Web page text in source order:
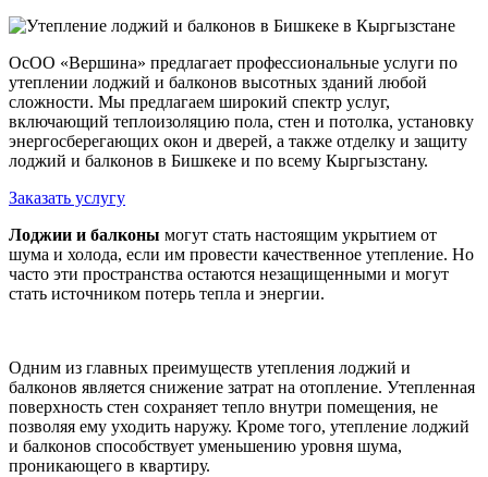
ОсОО «Вершина» предлагает профессиональные услуги по
утеплении лоджий и балконов высотных зданий любой
сложности. Мы предлагаем широкий спектр услуг,
включающий теплоизоляцию пола, стен и потолка, установку
энергосберегающих окон и дверей, а также отделку и защиту
лоджий и балконов в Бишкеке и по всему Кыргызстану.
Заказать услугу
Лоджии и балконы могут стать настоящим укрытием от
шума и холода, если им провести качественное утепление. Но
часто эти пространства остаются незащищенными и могут
стать источником потерь тепла и энергии.
Одним из главных преимуществ утепления лоджий и
балконов является снижение затрат на отопление. Утепленная
поверхность стен сохраняет тепло внутри помещения, не
позволяя ему уходить наружу. Кроме того, утепление лоджий
и балконов способствует уменьшению уровня шума,
проникающего в квартиру.